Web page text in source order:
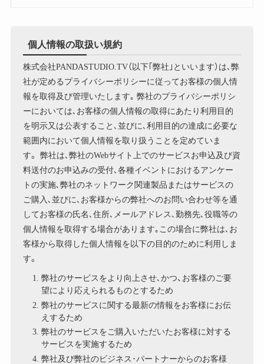
個人情報の取扱い規約
株式会社PANDASTUDIO.TV（以下｢弊社｣といいます）は､弊
社が定めるプライバシーポリシーに従ってお客様の個人情
報を取得及び管理いたします｡ 弊社のプライバシーポリシ
ーにおいては､お客様の個人情報の取得にあたり利用目的
を明示又は公表すること､並びに､利用目的の達成に必要な
範囲内において個人情報を取り扱うことを定めていま
す。 弊社は､弊社のWebサイト上でのサービスお申込及び資
料送付のお申込みの受付､各種イベントにおけるアンケー
トの実施､弊社のネットワーク関連製品またはサービスの
ご購入､並びに､お客様からの弊社へのお問い合わせ等を通
してお客様の氏名､住所､メールアドレス､勤務先､役職等の
個人情報を取得する場合があります｡この場合に弊社は､お
客様から取得した個人情報を以下の目的のために利用しま
す。
弊社のサービスをより向上させ､かつ、お客様のご要
望により応えられるものとするため
弊社のサービスに関する最新の情報をお客様にお伝
えするため
弊社のサービスをご購入いただいたお客様に対する
サービスを実施するため
弊社及び弊社のビジネス･パートナーからのお客様